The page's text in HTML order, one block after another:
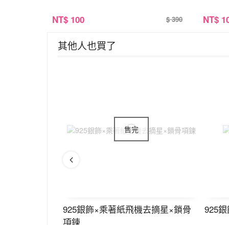
NT$ 100 $ 390 NT$
其他人也買了
925銀飾×乘著紙飛機去摘星×鎖骨
項鍊
925